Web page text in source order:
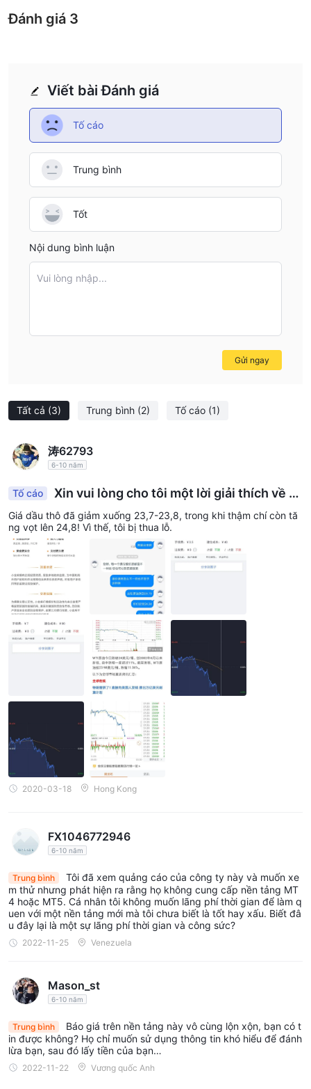
Tất cả (3) Trung bình (2) Tố cáo (1)
涛62793
6-10 năm
Tố cáo
Xin vui lòng cho tôi một lời giải thích về s
ự lây lan 0,7 pip trên dầu thô?
Giá dầu thô đã giảm xuống 23,7-23,8, trong khi thậm chí còn tă
ng vọt lên 24,8! Vì thế, tôi bị thua lỗ.
2020-03-18 Hong Kong
FX1046772946
6-10 năm
Trung bình
Tôi đã xem quảng cáo của công ty này và muốn xe
m thử nhưng phát hiện ra rằng họ không cung cấp nền tảng MT
4 hoặc MT5. Cá nhân tôi không muốn lãng phí thời gian để làm q
uen với một nền tảng mới mà tôi chưa biết là tốt hay xấu. Biết đâ
u đây lại là một sự lãng phí thời gian và công sức?
2022-11-25 Venezuela
Mason_st
6-10 năm
Trung bình
Báo giá trên nền tảng này vô cùng lộn xộn, bạn có t
in được không? Họ chỉ muốn sử dụng thông tin khó hiểu để đánh
lừa bạn, sau đó lấy tiền của bạn…
2022-11-22 Vương quốc Anh
Viết bài Đánh giá
Tố cáo
Trung bình
Tốt
Nội dung bình luận
Vui lòng nhập...
Gửi ngay
Đánh giá 3